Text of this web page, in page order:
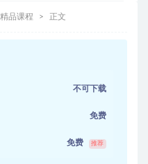
精品课程 正文
不可下载
免费
免费 推荐